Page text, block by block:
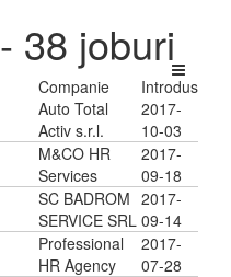
- 38 joburi
Companie
Introdus
Auto Total
Activ s.r.l.
2017-
10-03
M&CO HR
Services
2017-
09-18
SC BADROM
SERVICE SRL
2017-
09-14
Professional
HR Agency
2017-
07-28